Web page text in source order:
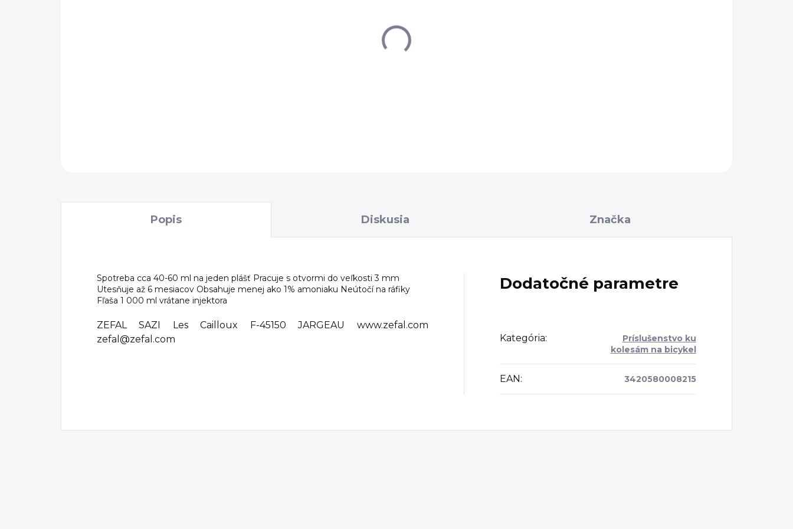
Popis Diskusia Značka
Spotreba cca 40-60 ml na jeden plášť Pracuje s otvormi do veľkosti 3 mm
Utesňuje až 6 mesiacov Obsahuje menej ako 1% amoniaku Neútočí na ráfiky
Fľaša 1 000 ml vrátane injektora
ZEFAL SAZI Les Cailloux F-45150 JARGEAU www.zefal.com
zefal@zefal.com
Dodatočné parametre
Kategória:
Príslušenstvo ku
kolesám na bicykel
EAN : 3420580008215